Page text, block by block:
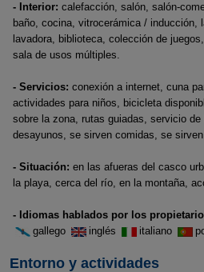
- Interior: calefacción, salón, salón-
baño, cocina, vitrocerámica / inducción,
lavadora, biblioteca, colección de
sala de usos múltiples.
- Servicios: conexión a internet, cuna
actividades para niños, bicicleta
sobre la zona, rutas guiadas, servicio
desayunos, se sirven comidas, se
- Situación: en las afueras del casco
la playa, cerca del río, en la montaña,
- Idiomas hablados por los
gallego
inglés italiano
Entorno y actividades